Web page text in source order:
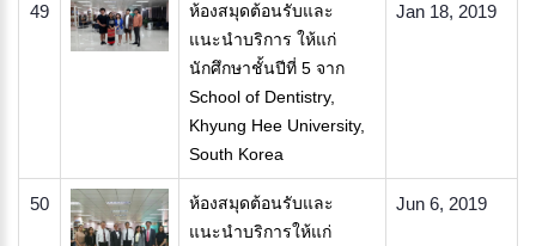
49
ห้องสมุดต้อนรับและ
แนะนำบริการ ให้แก่
นักศึกษาชั้นปีที่ 5 จาก
School of Dentistry,
Khyung Hee University,
South Korea
Jan 18, 2019
50
ห้องสมุดต้อนรับและ
แนะนำบริการให้แก่
Jun 6, 2019